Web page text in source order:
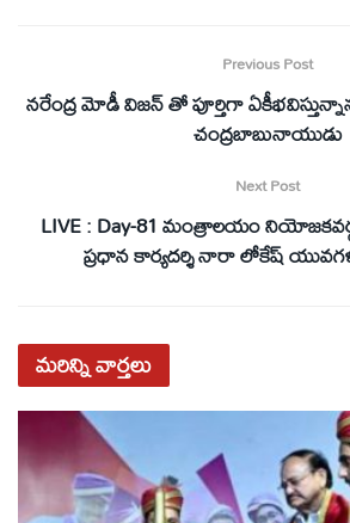
Previous Post
నరేంద్ర మోడీ విజన్ తో పూర్తిగా
చంద్రబాబునాయుడు
Next Post
LIVE : Day-81 మంత్రాలయం
ప్ర‌ధాన కార్య‌ద‌ర్శి నారా లోకేష్
మరిన్నివార్తలు